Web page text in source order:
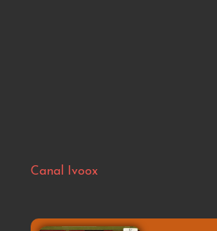
Canal Ivoox